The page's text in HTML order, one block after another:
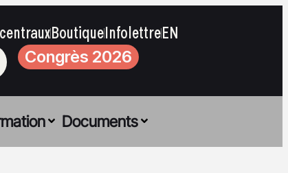
BoutiqueInfolettreEN
Congrès 2026
Documents